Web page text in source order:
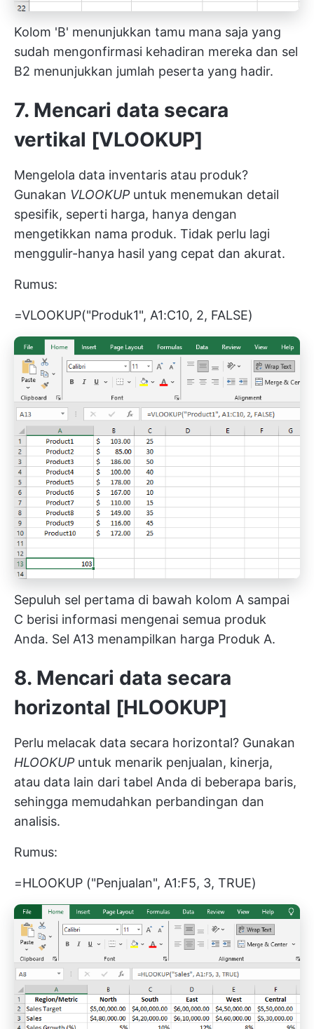
Kolom 'B' menunjukkan tamu mana saja yang
sudah mengonfirmasi kehadiran mereka dan sel
B2 menunjukkan jumlah peserta yang hadir.
7. Mencari data secara
vertikal [VLOOKUP]
Mengelola data inventaris atau produk?
Gunakan VLOOKUPuntuk menemukan detail
spesifik, seperti harga, hanya dengan
mengetikkan nama produk. Tidak perlu lagi
menggulir-hanya hasil yang cepat dan akurat.
Rumus:
=VLOOKUP("Produk1", A1:C10, 2, FALSE)
Sepuluh sel pertama di bawah kolom A sampai
C berisi informasi mengenai semua produk
Anda. Sel A13 menampilkan harga Produk A.
8. Mencari data secara
horizontal [HLOOKUP]
Perlu melacak data secara horizontal? Gunakan
HLOOKUPuntuk menarik penjualan, kinerja,
atau data lain dari tabel Anda di beberapa baris,
sehingga memudahkan perbandingan dan
analisis.
Rumus:
=HLOOKUP ("Penjualan", A1:F5, 3, TRUE)